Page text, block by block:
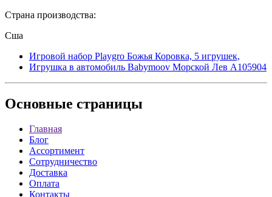
Страна производства:
Сша
Игровой набор Playgro Божья Коровка, 5 игрушек,
Игрушка в автомобиль Babymoov Морской Лев A105904
Основные страницы
Главная
Блог
Ассортимент
Сотрудничество
Доставка
Оплата
Контакты